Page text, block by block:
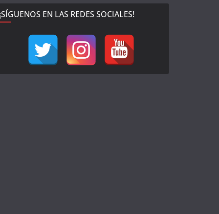
EN LAS REDES SOCIALES!